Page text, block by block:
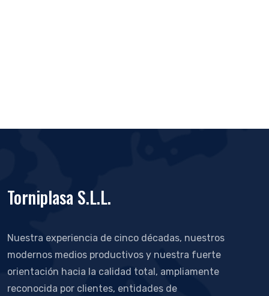
Torniplasa S.L.L.
Nuestra experiencia de cinco décadas, nuestros
modernos medios productivos y nuestra fuerte
orientación hacia la calidad total, ampliamente
reconocida por clientes, entidades de